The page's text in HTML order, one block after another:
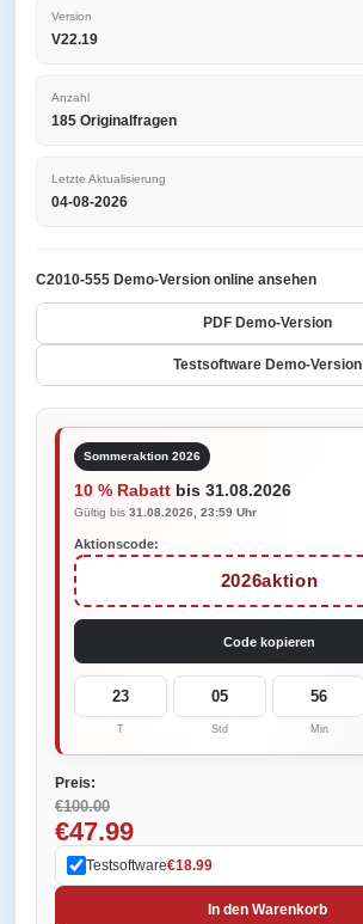
Version
V22.19
Anzahl
185 Originalfragen
Letzte Aktualisierung
04-08-2026
C2010-555 Demo-Version online ansehen
PDF Demo-Version
Testsoftware Demo-Version
Sommeraktion 2026
10 % Rabatt bis 31.08.2026
Gültig bis 31.08.2026, 23:59 Uhr
Aktionscode:
2026aktion
Code kopieren
23
T
05
Std
56
Min
Preis:
€100.00
€47.99
Testsoftware€18.99
In den Warenkorb